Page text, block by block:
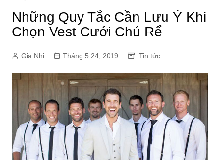
Những Quy Tắc Cần Lưu Ý Khi
Chọn Vest Cưới Chú Rể
Gia Nhi Tháng 5 24, 2019 Tin tức